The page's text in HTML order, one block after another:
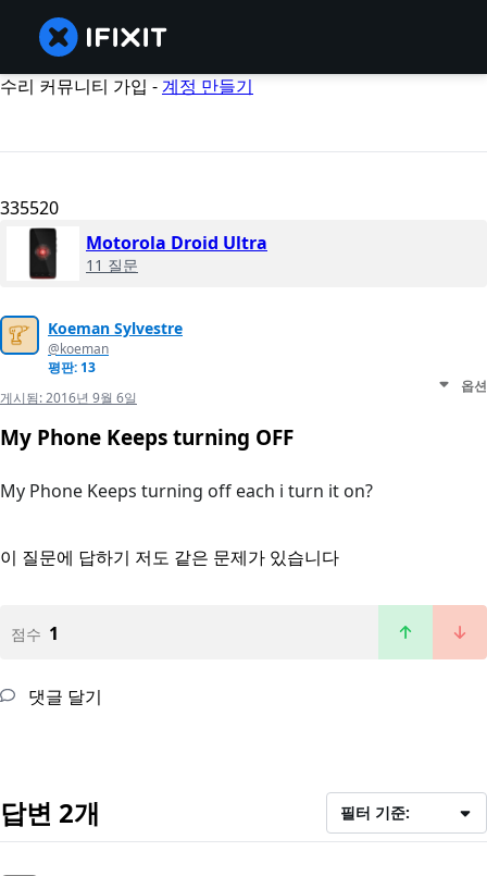
수리 커뮤니티 가입 -계정 만들기
335520
Motorola Droid Ultra
11 질문
Koeman Sylvestre
@koeman
평판: 13
게시됨:2016년 9월 6일
옵션
My Phone Keeps turning OFF
My Phone Keeps turning off each i turn it on?
이 질문에 답하기 저도 같은 문제가 있습니다
점수 1
댓글 달기
답변 2개 필터 기준: